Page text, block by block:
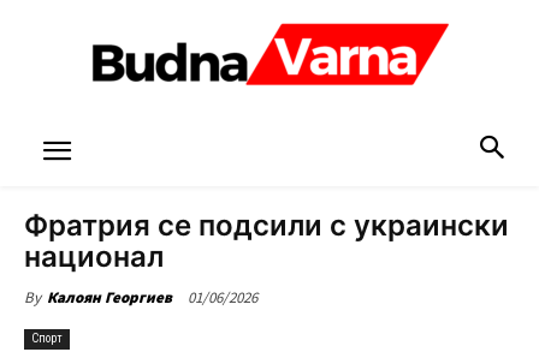
Фратрия се подсили с украински
национал
By Калоян Георгиев 01/06/2026
Спорт